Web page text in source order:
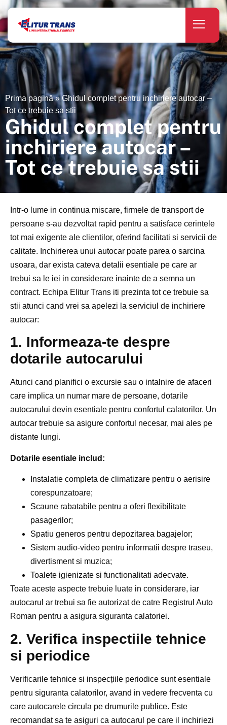
Prima pagină»Ghidul complet pentru inchiriere autocar –
Tot ce trebuie sa stii
Ghidul complet pentru
inchiriere autocar –
Tot ce trebuie sa stii
Intr-o lume in continua miscare, firmele de transport de
persoane s-au dezvoltat rapid pentru a satisface cerintele
tot mai exigente ale clientilor, oferind facilitati si servicii de
calitate. Inchirierea unui autocar poate parea o sarcina
usoara, dar exista cateva detalii esentiale pe care ar
trebui sa le iei in considerare inainte de a semna un
contract. Echipa Elitur Trans iti prezinta tot ce trebuie sa
stii atunci cand vrei sa apelezi la serviciul de inchiriere
autocar:
1. Informeaza-te despre
dotarile autocarului
Atunci cand planifici o excursie sau o intalnire de afaceri
care implica un numar mare de persoane, dotarile
autocarului devin esentiale pentru confortul calatorilor. Un
autocar trebuie sa asigure confortul necesar, mai ales pe
distante lungi.
Dotarile esentiale includ:
Instalatie completa de climatizare pentru o aerisire
corespunzatoare;
Scaune rabatabile pentru a oferi flexibilitate
pasagerilor;
Spatiu generos pentru depozitarea bagajelor;
Sistem audio-video pentru informatii despre traseu,
divertisment si muzica;
Toalete igienizate si functionalitati adecvate.
Toate aceste aspecte trebuie luate in considerare, iar
autocarul ar trebui sa fie autorizat de catre Registrul Auto
Roman pentru a asigura siguranta calatoriei.
2. Verifica inspectiile tehnice
si periodice
Verificarile tehnice si inspecțiile periodice sunt esentiale
pentru siguranta calatorilor, avand in vedere frecventa cu
care autocarele circula pe drumurile publice. Este
recomandat sa te asiguri ca autocarul pe care il inchiriezi